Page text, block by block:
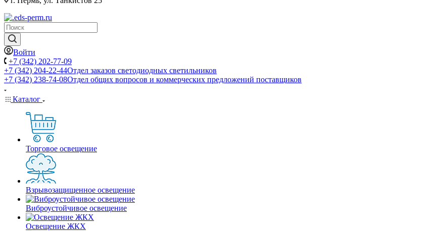
Войти
+7 (342) 202-77-09
+7 (342) 204-22-44Отдел заказов светодиодных светильников
+7 (342) 238-74-08Отдел общих вопросов и коммерческих предложений поставщиков
Каталог
Торговое освещение
Взрывозащищенное освещение
Виброустойчивое освещение
Освещение ЖКХ